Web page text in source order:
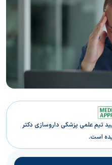
تیم علمی پزشکی داروسازی دکتر
است.